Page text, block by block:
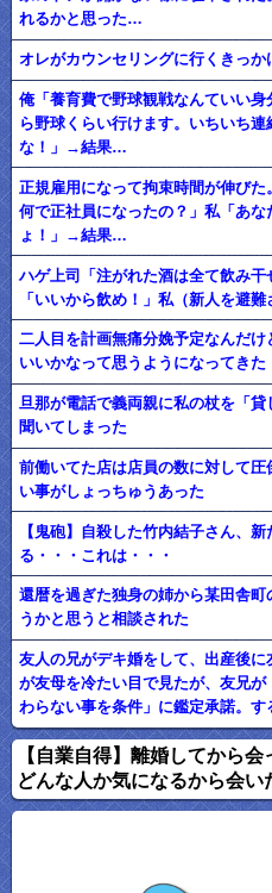
れるかと思った…
オレがカウンセリングに行くきっか
俺「養育費で野球観戦なんていい
ら野球くらい行けます。いちいち
な！」→結果…
正規雇用になって拘束時間が伸び
何で正社員になったの？」私「あ
ょ！」→結果…
ハゲ上司「注がれた酒は全て飲み
「いいから飲め！」私（新人を
二人目を計画無痛分娩予定なんだ
いいかなって思うようになってきた
旦那が電話で義両親に私の杖を「
聞いてしまった
前働いてた店は店員の数に対して
い事がしょっちゅうあった
【鬼砲】自殺した竹内結子さん、
る・・・これは・・・
還暦を過ぎた独身の姉から某田舎
うかと思うと相談された
友人の兄がデキ婚をして、出産後
が友母を冷たい目で見たが、友兄
わらない事を条件」に鑑定承諾。す
【自業自得】離婚してから
どんな人か気になるから会い